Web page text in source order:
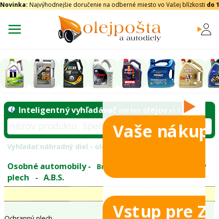
Novinka: Najvýhodnejšie doručenie na odberné miesto vo Vašej blízkosti do
Inteligentný vyhľadávač
Vyhľadať náhradný diel - olejový filter -
Vaše nákupy
Vstup pre